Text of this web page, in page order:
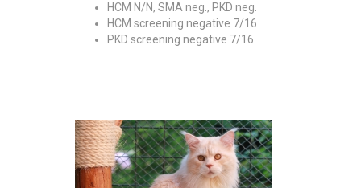
HCM N/N, SMA neg., PKD neg.
HCM screening negative 7/16
PKD screening negative 7/16